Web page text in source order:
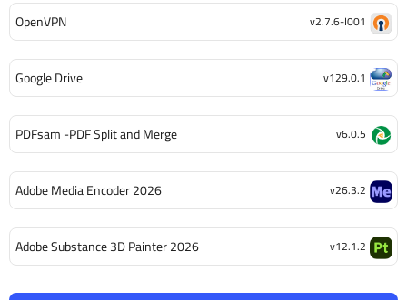
OpenVPN v2.7.6-I001
Google Drive v129.0.1
PDFsam -PDF Split and Merge v6.0.5
Adobe Media Encoder 2026 v26.3.2
Adobe Substance 3D Painter 2026 v12.1.2